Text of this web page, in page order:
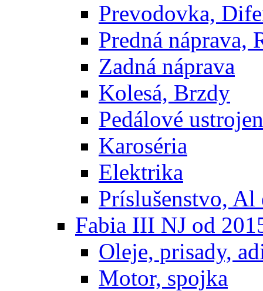
Prevodovka,
Predná náprava,
Zadná náprava
Kolesá, Brzdy
Pedálové
Karoséria
Elektrika
Príslušenstvo, Al
Fabia III NJ od
Oleje, prisady,
Motor, spojka